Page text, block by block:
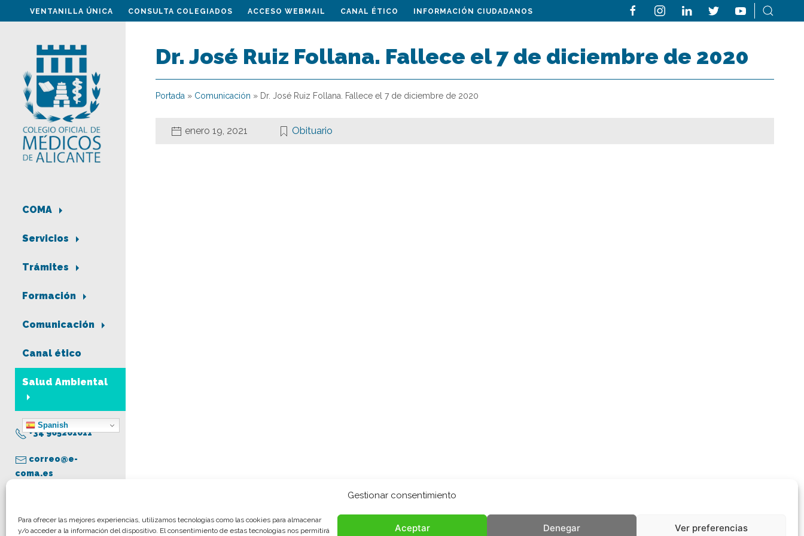
Gestionar consentimiento
Para ofrecer las mejores experiencias, utilizamos tecnologías como las cookies para almacenar
y/o acceder a la información del dispositivo. El consentimiento de estas tecnologías nos permitirá
Aceptar Denegar Ver preferencias
VENTANILLA ÚNICA CONSULTA COLEGIADOS ACCESO WEBMAIL CANAL ÉTICO INFORMACIÓN CIUDADANOS
COMA
Servicios
Trámites
Formación
Comunicación
Canal ético
Salud Ambiental
Spanish
+34 965261011
correo@e-
coma.es
Aviso legal
Dr. José Ruiz Follana. Fallece el 7 de diciembre de 2020
Portada » Comunicación » Dr. José Ruiz Follana. Fallece el 7 de diciembre de 2020
enero 19, 2021 Obituario